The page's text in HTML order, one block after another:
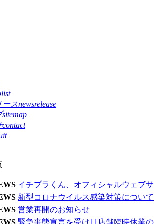
ースnewsrelease
sitemap
contact
イチプラくん、オフィシャルウェブ
新型コロナウイルス感染対策について
営業再開のお知らせ
緊急事態宣言を受け11店舗臨時休業